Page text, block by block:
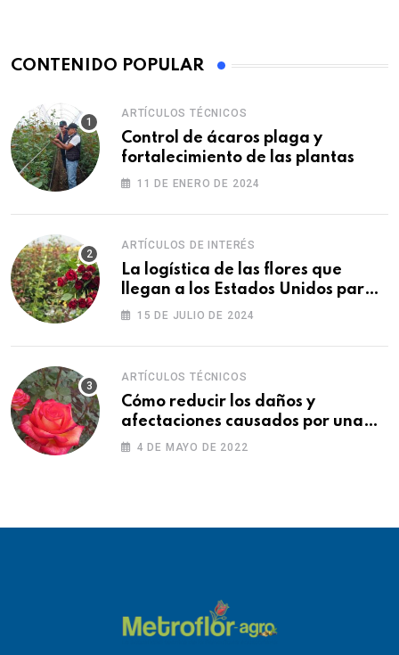
CONTENIDO POPULAR
ARTÍCULOS TÉCNICOS
Control de ácaros plaga y
fortalecimiento de las plantas
11 DE ENERO DE 2024
ARTÍCULOS DE INTERÉS
La logística de las flores que
llegan a los Estados Unidos para
las fiestas
15 DE JULIO DE 2024
ARTÍCULOS TÉCNICOS
Cómo reducir los daños y
afectaciones causados por una
fitotoxicidad
4 DE MAYO DE 2022